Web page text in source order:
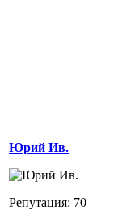
Юрий Ив.
Репутация: 70